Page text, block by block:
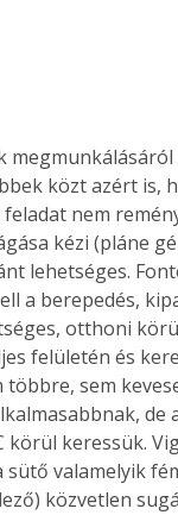
közt azért is,
nem
kézi (pláne
lehetséges.
a berepedés,
otthoni
felületén és
többre, sem
körül keressük.
sütő valamelyik
közvetlen